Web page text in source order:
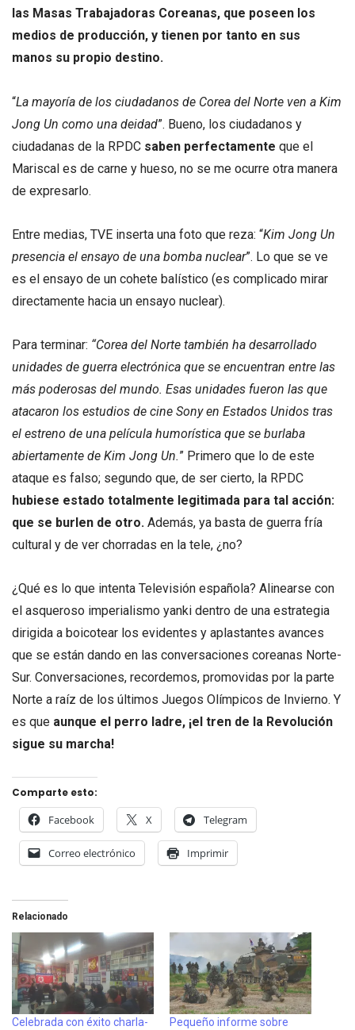
las Masas Trabajadoras Coreanas, que poseen los
medios de producción, y tienen por tanto en sus
manos su propio destino.
“La mayoría de los ciudadanos de Corea del Norte ven a Kim
Jong Un como una deidad”. Bueno, los ciudadanos y
ciudadanas de la RPDC saben perfectamente que el
Mariscal es de carne y hueso, no se me ocurre otra manera
de expresarlo.
Entre medias, TVE inserta una foto que reza: “Kim Jong Un
presencia el ensayo de una bomba nuclear”. Lo que se ve
es el ensayo de un cohete balístico (es complicado mirar
directamente hacia un ensayo nuclear).
Para terminar: “Corea del Norte también ha desarrollado
unidades de guerra electrónica que se encuentran entre las
más poderosas del mundo. Esas unidades fueron las que
atacaron los estudios de cine Sony en Estados Unidos tras
el estreno de una película humorística que se burlaba
abiertamente de Kim Jong Un.” Primero que lo de este
ataque es falso; segundo que, de ser cierto, la RPDC
hubiese estado totalmente legitimada para tal acción:
que se burlen de otro. Además, ya basta de guerra fría
cultural y de ver chorradas en la tele, ¿no?
¿Qué es lo que intenta Televisión española? Alinearse con
el asqueroso imperialismo yanki dentro de una estrategia
dirigida a boicotear los evidentes y aplastantes avances
que se están dando en las conversaciones coreanas Norte-
Sur. Conversaciones, recordemos, promovidas por la parte
Norte a raíz de los últimos Juegos Olímpicos de Invierno. Y
es que aunque el perro ladre, ¡el tren de la Revolución
sigue su marcha!
Comparte esto:
Facebook X Telegram
Correo electrónico Imprimir
Relacionado
Celebrada con éxito charla-
Pequeño informe sobre